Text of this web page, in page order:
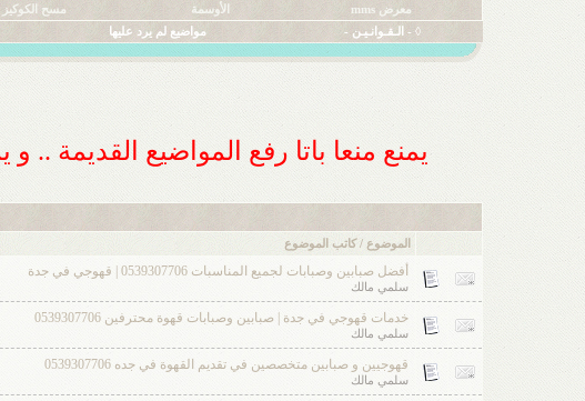
معرض mms الأوسمة مسح الكوكيز
◊ - الـقـوانـيـن -
مواضيع لم يرد عليها
يمنع منعا باتا رفع المواضيع القديمة
الموضوع / كاتب الموضوع
أفضل صبابين وصبابات لجميع المناسبات 0539307706 | قهوجي في جدة
سلمي مالك
خدمات قهوجي في جدة | صبابين وصبابات قهوة محترفين 0539307706
سلمي مالك
قهوجيين و صبابين متخصصين في تقديم القهوة في جده 0539307706
سلمي مالك